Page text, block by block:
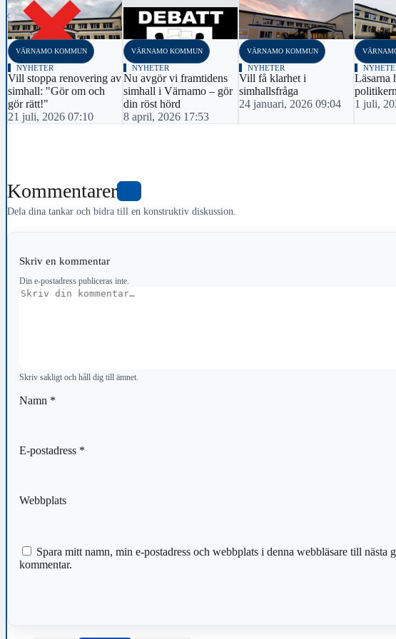
‹
VÄRNAMO KOMMUN
NYHETER
Vill stoppa renovering av
simhall: "Gör om och
gör rätt!"
21 juli, 2026 07:10
VÄRNAMO KOMMUN
NYHETER
Nu avgör vi framtidens
simhall i Värnamo – gör
din röst hörd
8 april, 2026 17:53
VÄRNAMO KOMMUN
NYHETER
Vill få klarhet i
simhallsfråga
24 januari, 2026 09:04
Läsarna
1 juli,
Kommentarer
Dela dina tankar och bidra till en konstruktiv diskussion.
Skriv en kommentar
Din e-postadress publiceras inte.
Kommentar
Skriv sakligt och håll dig till ämnet.
Namn *
E-postadress *
Webbplats
Spara mitt namn, min e-postadress och webbplats i denna webbläsare till nästa
kommentar.